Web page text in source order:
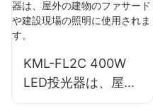
KML-FL2C 400W
LED投光器は、屋外
の建物のファサード